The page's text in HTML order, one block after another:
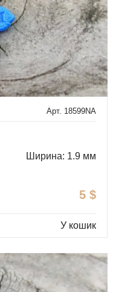
Арт. 18599NA
Ширина: 1.9 мм
5 $
У кошик